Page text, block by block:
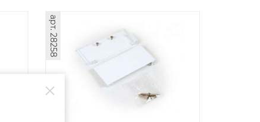
арт. 28258